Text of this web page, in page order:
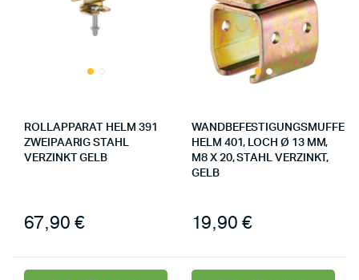
ROLLAPPARAT HELM 391
ZWEIPAARIG STAHL
VERZINKT GELB
67,90 €
WANDBEFESTIGUNGSMUFFE
HELM 401, LOCH Ø 13 MM,
M8 X 20, STAHL VERZINKT,
GELB
19,90 €